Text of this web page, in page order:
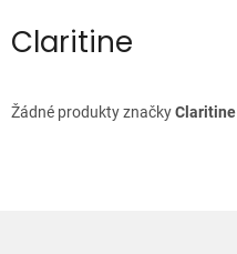
Claritine
Žádné produkty značkyClaritine